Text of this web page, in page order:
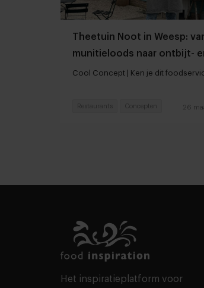
Theetuin Noot in Weesp:
munitieloods naar ontbijt-
lunchconcept
Cool Concept | Ken je dit
26
Restaurants Concepten
Het inspiratieplatform voor